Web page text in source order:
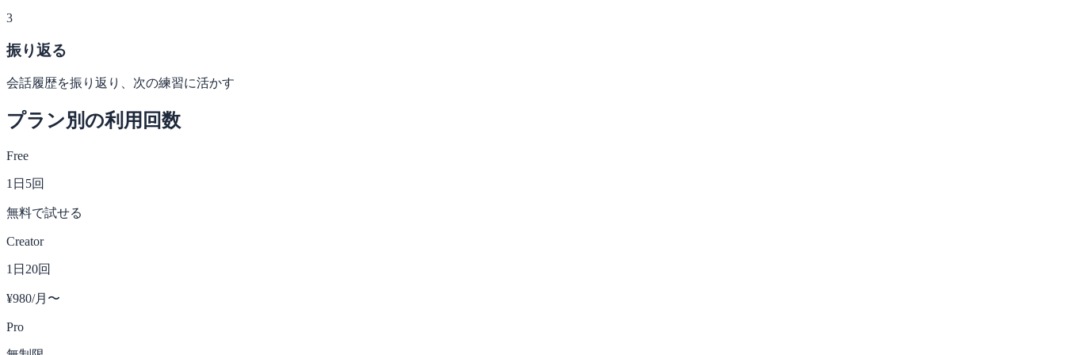
3
振り返る
会話履歴を振り返り、次の練習に活かす
プラン別の利用回数
Free
1日5回
無料で試せる
Creator
1日20回
¥980/月〜
Pro